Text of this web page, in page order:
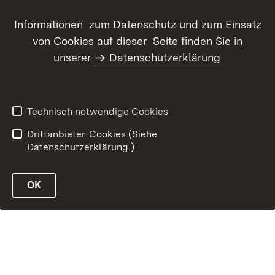
Barrierefreiheit
Benutzungshinweise
Informationssicherheit
Informationen zum Datenschutz und zum Einsatz
von Cookies auf dieser Seite finden Sie in
unserer
Datenschutzerklärung
Technisch notwendige Cookies
Drittanbieter-Cookies (Siehe
Datenschutzerklärung.)
OK